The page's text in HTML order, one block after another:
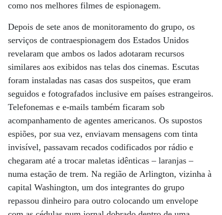
como nos melhores filmes de espionagem.
Depois de sete anos de monitoramento do grupo, os
serviços de contraespionagem dos Estados Unidos
revelaram que ambos os lados adotaram recursos
similares aos exibidos nas telas dos cinemas. Escutas
foram instaladas nas casas dos suspeitos, que eram
seguidos e fotografados inclusive em países estrangeiros.
Telefonemas e e-mails também ficaram sob
acompanhamento de agentes americanos. Os supostos
espiões, por sua vez, enviavam mensagens com tinta
invisível, passavam recados codificados por rádio e
chegaram até a trocar maletas idênticas – laranjas –
numa estação de trem. Na região de Arlington, vizinha à
capital Washington, um dos integrantes do grupo
repassou dinheiro para outro colocando um envelope